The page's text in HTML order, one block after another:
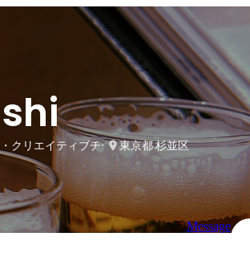
クリエイティブチーム東京都 杉並区
Message